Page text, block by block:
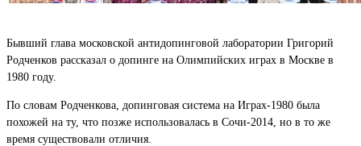
Бывший глава московской антидопинговой лаборатории Григорий
Родченков рассказал о допинге на Олимпийских играх в Москве в
1980 году.
По словам Родченкова, допинговая система на Играх-1980 была
похожей на ту, что позже использовалась в Сочи-2014, но в то же
время существовали отличия.